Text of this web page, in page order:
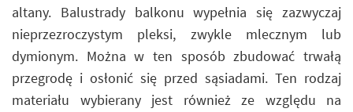
altany. Balustrady balkonu wypełnia się zazwyczaj
nieprzezroczystym pleksi, zwykle mlecznym lub
dymionym. Można w ten sposób zbudować trwałą
przegrodę i osłonić się przed sąsiadami. Ten rodzaj
materiału wybierany jest również ze względu na